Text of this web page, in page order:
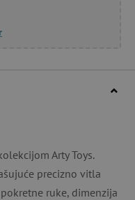
Arty Toys.
precizno vitla
ruke, dimenzija